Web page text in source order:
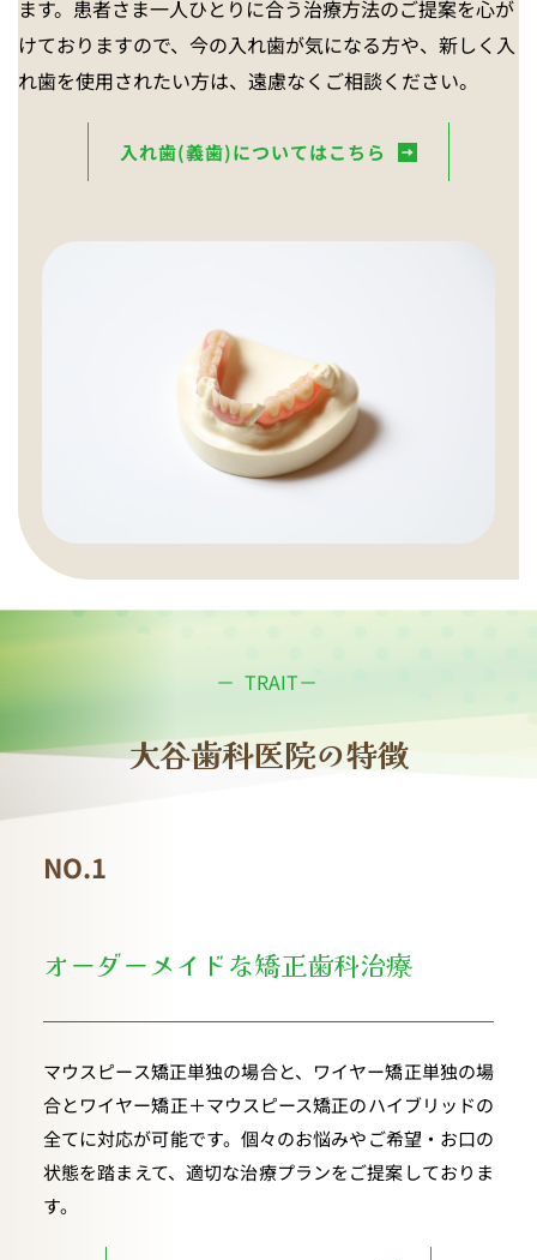
ます。患者さま一人ひとりに合う治療方法のご提案を心が
けておりますので、今の入れ歯が気になる方や、新しく入
れ歯を使用されたい方は、遠慮なくご相談ください。
入れ歯(義歯)についてはこちら
－  TRAIT－
大谷歯科医院の特徴
NO.1
オーダーメイドな矯正歯科治療
マウスピース矯正単独の場合と、ワイヤー矯正単独の場
合とワイヤー矯正＋マウスピース矯正のハイブリッドの
全てに対応が可能です。個々のお悩みやご希望・お口の
状態を踏まえて、適切な治療プランをご提案しておりま
す。